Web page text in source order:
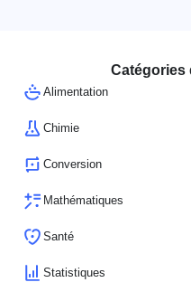
Catégories
Alimentation
Chimie
Conversion
Mathématiques
Santé
Statistiques